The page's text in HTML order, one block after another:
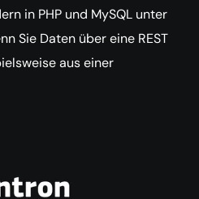
in PHP und MySQL unter
Sie Daten über eine REST
aus einer